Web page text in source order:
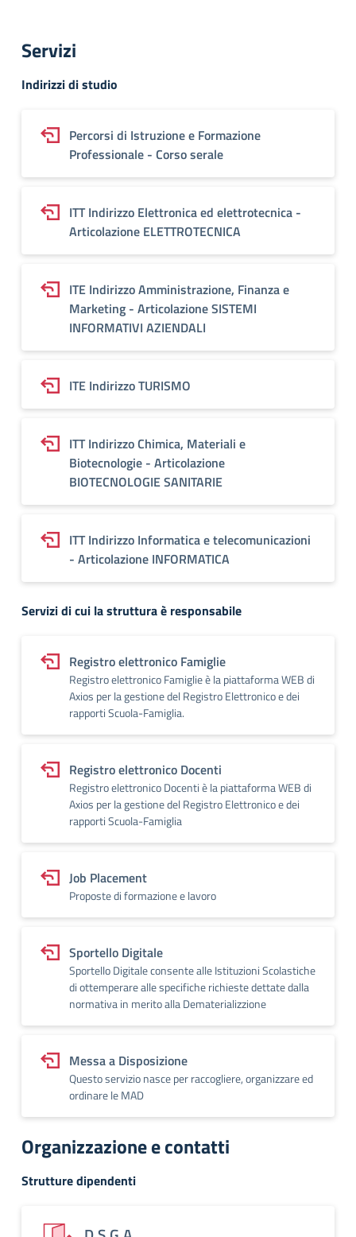
Servizi
Indirizzi di studio
Percorsi di Istruzione e Formazione
Professionale - Corso serale
ITT Indirizzo Elettronica ed elettrotecnica -
Articolazione ELETTROTECNICA
ITE Indirizzo Amministrazione, Finanza e
Marketing - Articolazione SISTEMI
INFORMATIVI AZIENDALI
ITE Indirizzo TURISMO
ITT Indirizzo Chimica, Materiali e
Biotecnologie - Articolazione
BIOTECNOLOGIE SANITARIE
ITT Indirizzo Informatica e telecomunicazioni
- Articolazione INFORMATICA
Servizi di cui la struttura è responsabile
Registro elettronico Famiglie
Registro elettronico Famiglie è la piattaforma WEB di
Axios per la gestione del Registro Elettronico e dei
rapporti Scuola-Famiglia.
Registro elettronico Docenti
Registro elettronico Docenti è la piattaforma WEB di
Axios per la gestione del Registro Elettronico e dei
rapporti Scuola-Famiglia
Job Placement
Proposte di formazione e lavoro
Sportello Digitale
Sportello Digitale consente alle Istituzioni Scolastiche
di ottemperare alle specifiche richieste dettate dalla
normativa in merito alla Dematerializzione
Messa a Disposizione
Questo servizio nasce per raccogliere, organizzare ed
ordinare le MAD
Organizzazione e contatti
Strutture dipendenti